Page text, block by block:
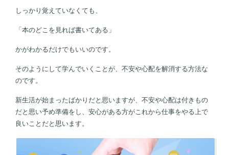
しっかり覚えていなくても、
「本のどこを見れば書いてある」
かがわかるだけでもいいのです。
そのようにして学んでいくことが、不安や心配を解消する方法な
のです。
新生活が始まったばかりだと思いますが、不安や心配は付きもの
だと思い予め準備をし、安心がある方がこれから仕事をやる上で
良いことだと思います。